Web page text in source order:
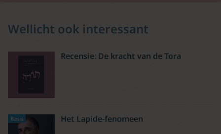
Wellicht ook interessant
Recensie: De kracht van de Tora
Basis Het Lapide-fenomeen